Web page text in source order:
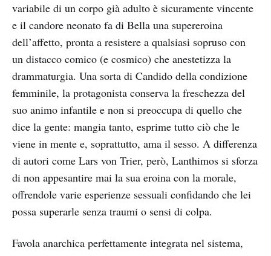
variabile di un corpo già adulto è sicuramente vincente
e il candore neonato fa di Bella una supereroina
dell’affetto, pronta a resistere a qualsiasi sopruso con
un distacco comico (e cosmico) che anestetizza la
drammaturgia. Una sorta di Candido della condizione
femminile, la protagonista conserva la freschezza del
suo animo infantile e non si preoccupa di quello che
dice la gente: mangia tanto, esprime tutto ciò che le
viene in mente e, soprattutto, ama il sesso. A differenza
di autori come Lars von Trier, però, Lanthimos si sforza
di non appesantire mai la sua eroina con la morale,
offrendole varie esperienze sessuali confidando che lei
possa superarle senza traumi o sensi di colpa.
Favola anarchica perfettamente integrata nel sistema,